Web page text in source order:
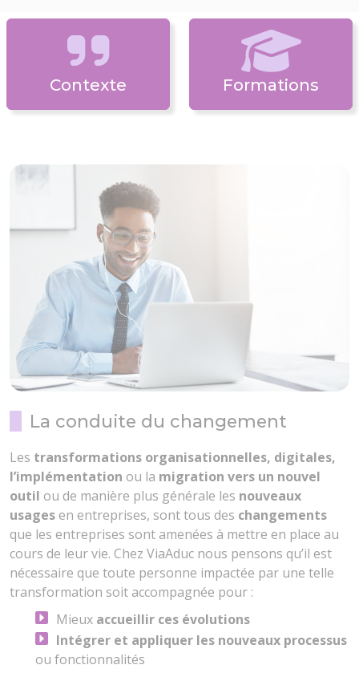
Contexte Formations
La conduite du changement
Les transformations organisationnelles, digitales,
l’implémentation ou la migration vers un nouvel
outil ou de manière plus générale les nouveaux
usages en entreprises, sont tous des changements
que les entreprises sont amenées à mettre en place au
cours de leur vie. Chez ViaAduc nous pensons qu’il est
nécessaire que toute personne impactée par une telle
transformation soit accompagnée pour :
Mieux accueillir ces évolutions
Intégrer et appliquer les nouveaux processus
ou fonctionnalités